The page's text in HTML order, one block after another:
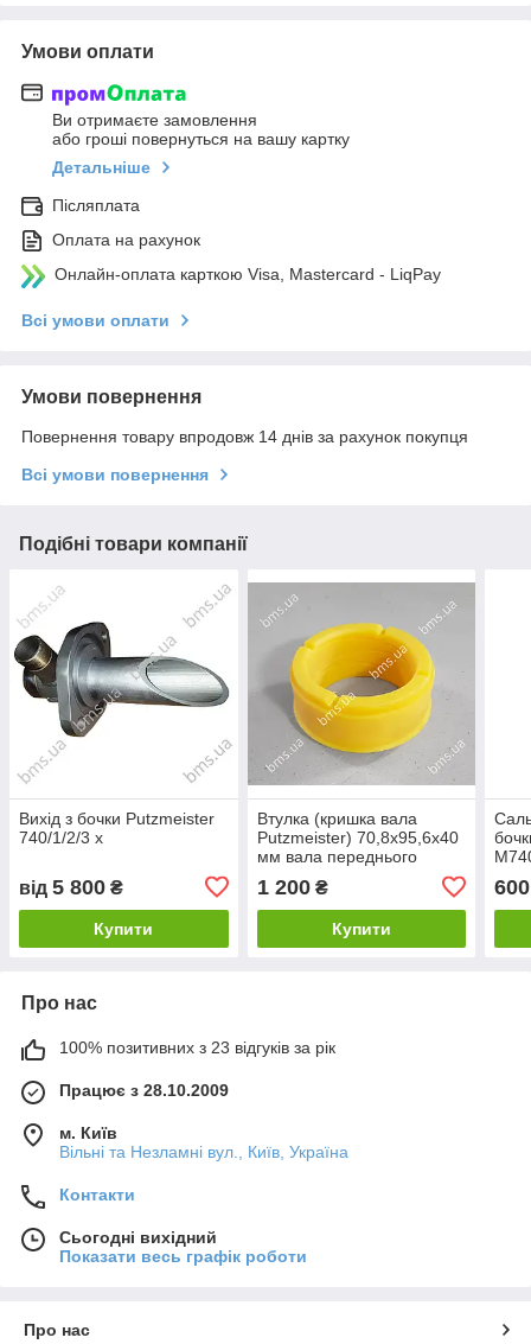
Умови оплати
Ви отримаєте замовлення
або гроші повернуться на вашу картку
Детальніше
Післяплата
Оплата на рахунок
Онлайн-оплата карткою Visa, Mastercard - LiqPay
Всі умови оплати
Умови повернення
Повернення товару впродовж 14 днів за рахунок покупця
Всі умови повернення
Подібні товари компанії
Вихід з бочки Putzmeister
740/1/2/3 х
від 5 800 ₴
Купити
Втулка (кришка вала
Putzmeister) 70,8x95,6x40
мм вала переднього
1 200₴
Купити
600
Про нас
100% позитивних з 23 відгуків за рік
Працює з 28.10.2009
м. Київ
Вільні та Незламні вул., Київ, Україна
Контакти
Сьогодні вихідний
Показати весь графік роботи
Про нас